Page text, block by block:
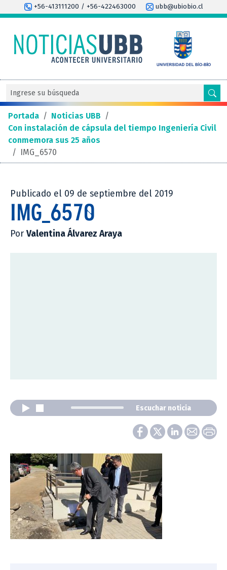
+56-413111200 / +56-422463000 ubb@ubiobio.cl
Portada / Noticias UBB /
Con instalación de cápsula del tiempo Ingeniería Civil
conmemora sus 25 años
/ IMG_6570
Publicado el 09 de septiembre del 2019
IMG_6570
PorValentina Álvarez Araya
Escuchar noticia